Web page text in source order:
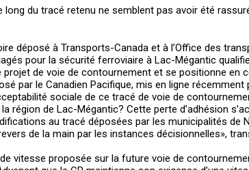
long du tracé retenu ne semblent pas avoir été
déposé à Transports-Canada et à l’Office des
pour la sécurité ferroviaire à Lac-Mégantic
projet de voie de contournement et se positionne en
par le Canadien Pacifique, mis en ligne
sociale de ce tracé de voie de
région de Lac-Mégantic? Cette perte d’adhésion
au tracé déposées par les municipalités de
de la main par les instances décisionnelles»,
vitesse proposée sur la future voie de